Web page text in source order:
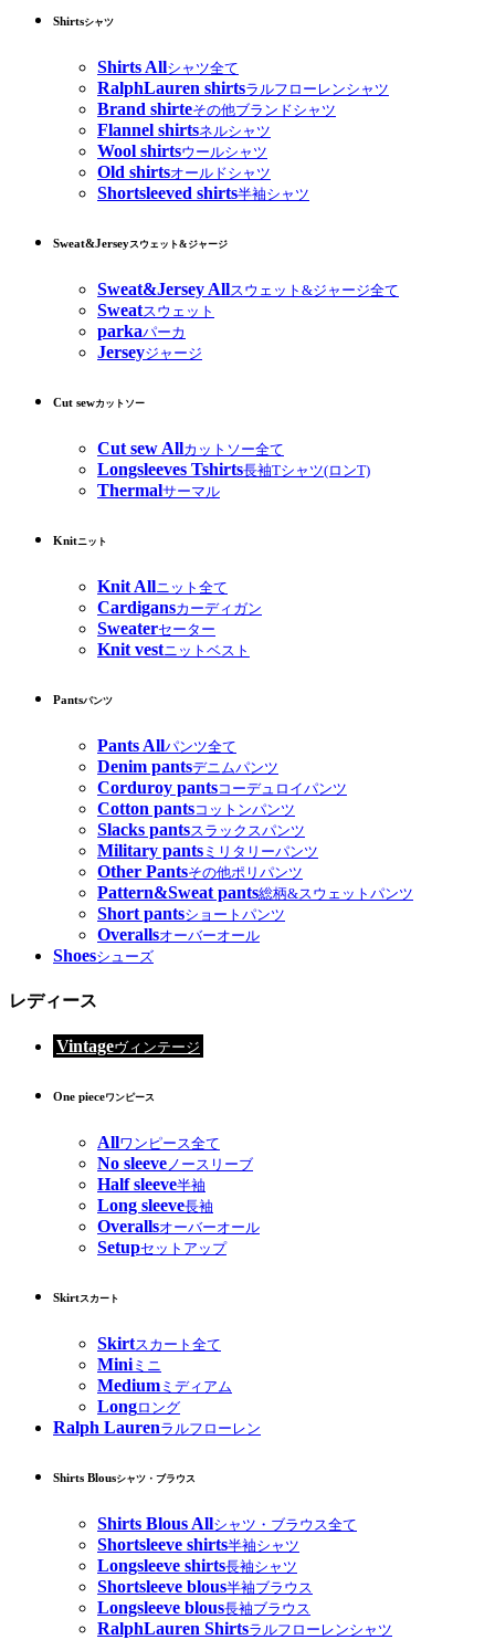
Shirtsシャツ
Shirts Allシャツ全て
RalphLauren shirtsラルフローレンシャツ
Brand shirteその他ブランドシャツ
Flannel shirtsネルシャツ
Wool shirtsウールシャツ
Old shirtsオールドシャツ
Shortsleeved shirts半袖シャツ
Sweat&Jerseyスウェット&ジャージ
Sweat&Jersey Allスウェット&ジャージ全て
Sweatスウェット
parkaパーカ
Jerseyジャージ
Cut sewカットソー
Cut sew Allカットソー全て
Longsleeves Tshirts長袖Tシャツ(ロンT)
Thermalサーマル
Knitニット
Knit Allニット全て
Cardigansカーディガン
Sweaterセーター
Knit vestニットベスト
Pantsパンツ
Pants Allパンツ全て
Denim pantsデニムパンツ
Corduroy pantsコーデュロイパンツ
Cotton pantsコットンパンツ
Slacks pantsスラックスパンツ
Military pants ミリタリーパンツ
Other Pantsその他ポリパンツ
Pattern&Sweat pants総柄&スウェットパンツ
Short pantsショートパンツ
Overallsオーバーオール
Shoesシューズ
レディース
Vintageヴィンテージ
One pieceワンピース
Allワンピース全て
No sleeveノースリーブ
Half sleeve半袖
Long sleeve長袖
Overallsオーバーオール
Setupセットアップ
Skirtスカート
Skirtスカート全て
Miniミニ
Medium ミディアム
Longロング
Ralph Laurenラルフローレン
Shirts Blousシャツ・ブラウス
Shirts Blous Allシャツ・ブラウス全て
Shortsleeve shirts半袖シャツ
Longsleeve shirts長袖シャツ
Shortsleeve blous半袖ブラウス
Longsleeve blous長袖ブラウス
RalphLauren Shirtsラルフローレンシャツ